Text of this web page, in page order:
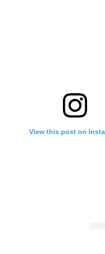
View this post on